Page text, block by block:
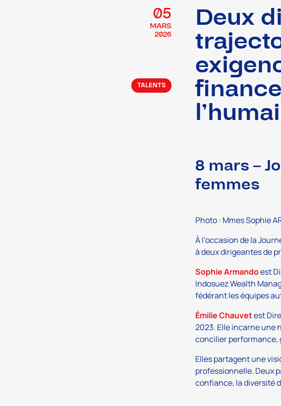
05
MARS
2026
TALENTS
Deux
8 mars –
femmes
Photo : Mmes Sophie
À l’occasion de la
à deux dirigeantes de
Sophie Armandoest
Indosuez Wealth
fédérant les équipes
Émilie Chauvetest
2023. Elle incarne une
concilier performance,
Elles partagent une
professionnelle. Deux
confiance, la diversité